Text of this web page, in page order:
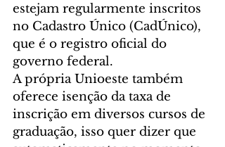
estejam regularmente inscritos
no Cadastro Único (CadÚnico),
que é o registro oficial do
governo federal.
A própria Unioeste também
oferece isenção da taxa de
inscrição em diversos cursos de
graduação, isso quer dizer que